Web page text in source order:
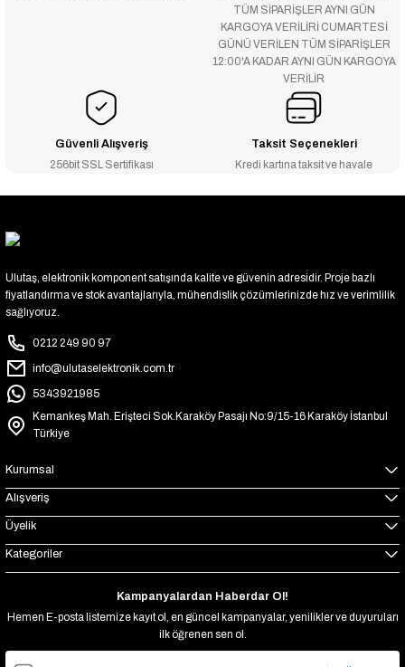
TÜM SİPARİŞLER AYNI GÜN
KARGOYA VERİLİRİ CUMARTESİ
GÜNÜ VERİLEN TÜM SİPARİŞLER
12:00'A KADAR AYNI GÜN KARGOYA
VERİLİR
Güvenli Alışveriş
256bit SSL Sertifikası
Taksit Seçenekleri
Kredi kartına taksit ve havale
Ulutaş, elektronik komponent satışında kalite ve güvenin adresidir. Proje bazlı
fiyatlandırma ve stok avantajlarıyla, mühendislik çözümlerinizde hız ve verimlilik
sağlıyoruz.
0212 249 90 97
info@ulutaselektronik.com.tr
5343921985
Kemankeş Mah. Erişteci Sok.Karaköy Pasajı No:9/15-16 Karaköy İstanbul
Türkiye
Kurumsal
Alışveriş
Üyelik
Kategoriler
Kampanyalardan Haberdar Ol!
Hemen E-posta listemize kayıt ol, en güncel kampanyalar, yenilikler ve duyuruları
ilk öğrenen sen ol.